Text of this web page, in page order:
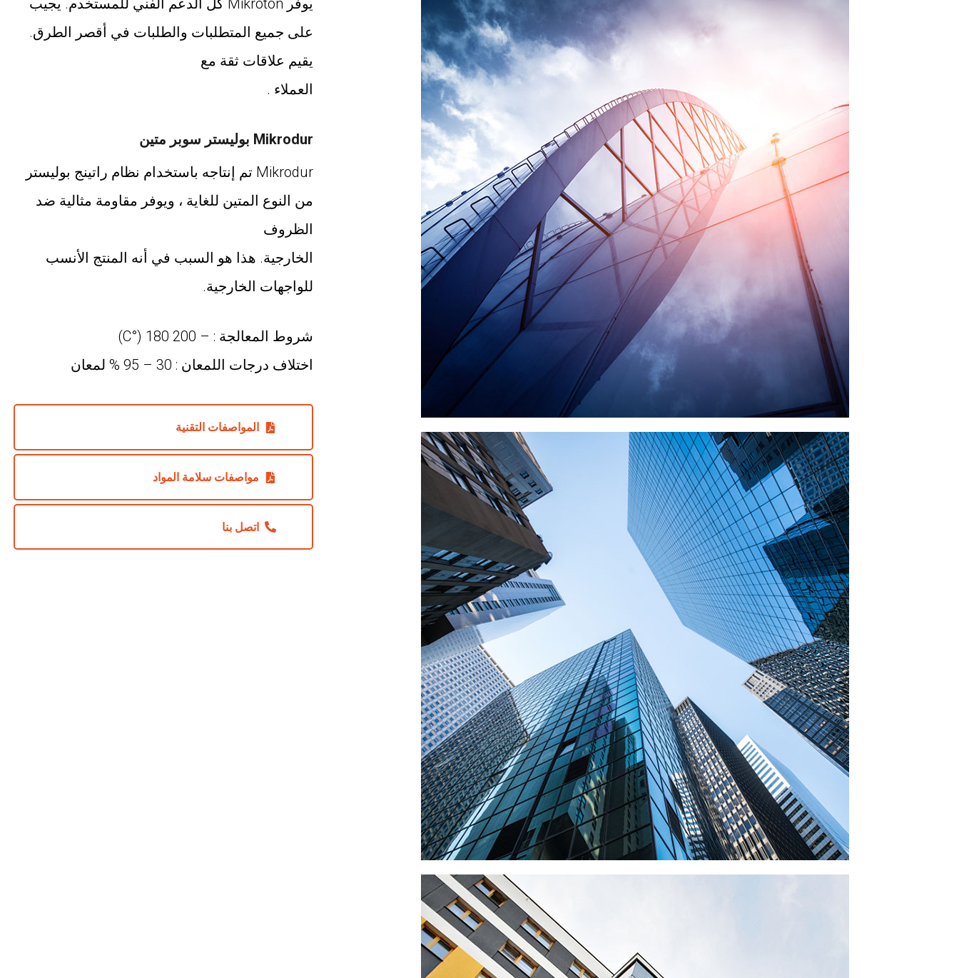
يوفر Mikroton كل الدعم الفني للمستخدم. يجيب
على جميع المتطلبات والطلبات في أقصر الطرق.
يقيم علاقات ثقة مع
العملاء .
Mikrodur بوليستر سوبر متين
Mikrodur تم إنتاجه باستخدام نظام راتينج بوليستر
من النوع المتين للغاية ، ويوفر مقاومة مثالية ضد
الظروف
الخارجية. هذا هو السبب في أنه المنتج الأنسب
للواجهات الخارجية.
شروط المعالجة : – 200 180 (°C)
اختلاف درجات اللمعان : 30 – 95 % لمعان
المواصفات التقنية
مواصفات سلامة المواد
اتصل بنا